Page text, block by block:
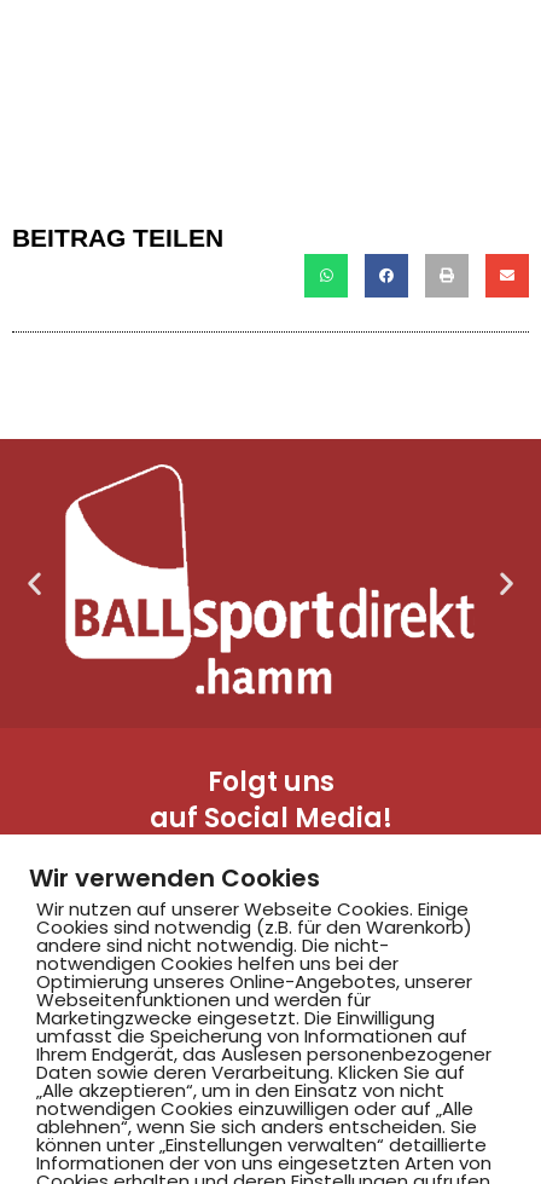
BEITRAG TEILEN
Folgt uns
auf Social Media!
Hammer SportClub 2008
Am Südbad 9,
59069 Hamm
Wir verwenden Cookies
Wir nutzen auf unserer Webseite Cookies. Einige
Cookies sind notwendig (z.B. für den Warenkorb)
andere sind nicht notwendig. Die nicht-
notwendigen Cookies helfen uns bei der
Optimierung unseres Online-Angebotes, unserer
Webseitenfunktionen und werden für
Marketingzwecke eingesetzt. Die Einwilligung
umfasst die Speicherung von Informationen auf
Ihrem Endgerät, das Auslesen personenbezogener
Daten sowie deren Verarbeitung. Klicken Sie auf
„Alle akzeptieren“, um in den Einsatz von nicht
notwendigen Cookies einzuwilligen oder auf „Alle
ablehnen“, wenn Sie sich anders entscheiden. Sie
können unter „Einstellungen verwalten“ detaillierte
Informationen der von uns eingesetzten Arten von